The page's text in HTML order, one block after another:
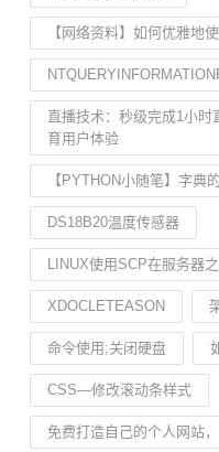
【网络资料】如何优雅地
直播技术：秒级完成1小
育用户体验
【PYTHON小随笔】字典
DS18B20温度传感器
LINUX使用SCP在服务器
XDOCLETEASON
命令使用;关闭硬盘
CSS—修改滚动条样式
免费打造自己的个人网站